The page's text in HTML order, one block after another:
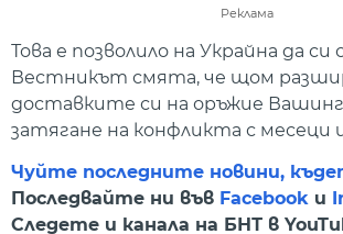
Реклама
Това е позволило на Украйна да си
Вестникът смята, че щом
доставките си на оръжие
затягане на конфликта с месеци
Чуйте последните новини,
Последвайте ни във Facebook и
Следете и канала на БНТ в